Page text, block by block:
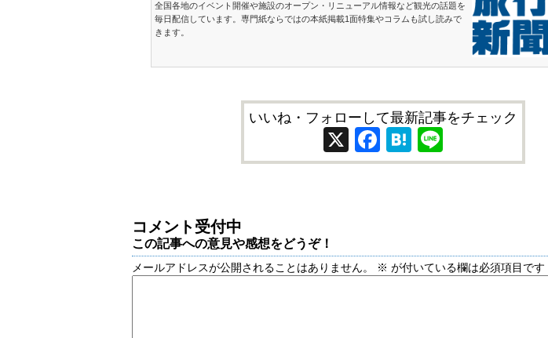
全国各地のイベント開催や施設のオープン・リニューアル情報など観光の話題を
毎日配信しています。専門紙ならではの本紙掲載1面特集やコラムも試し読みで
きます。
いいね・フォローして最新記事をチェック
X Facebook
Hatena
コメント受付中
この記事への意見や感想をどうぞ！
メールアドレスが公開されることはありません。 ※ が付いている欄は必須項目です